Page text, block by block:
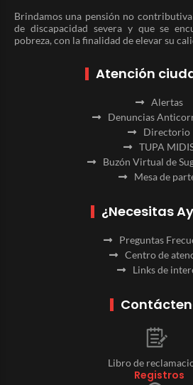
Brindamos una pensión no
de discapacidad severa y que se
pobreza, con la finalidad de elevar su
Atención
Alertas
Denuncias
Directorio
TUPA
Buzón Virtual de
Mesa de
¿Necesitas
Preguntas
Centro de
Links de
Libro de
Registros